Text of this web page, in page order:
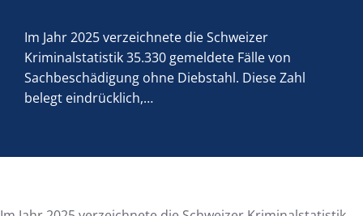
Im Jahr 2025 verzeichnete die Schweizer
Kriminalstatistik 35.330 gemeldete Fälle von
Sachbeschädigung ohne Diebstahl. Diese Zahl
belegt eindrücklich,…